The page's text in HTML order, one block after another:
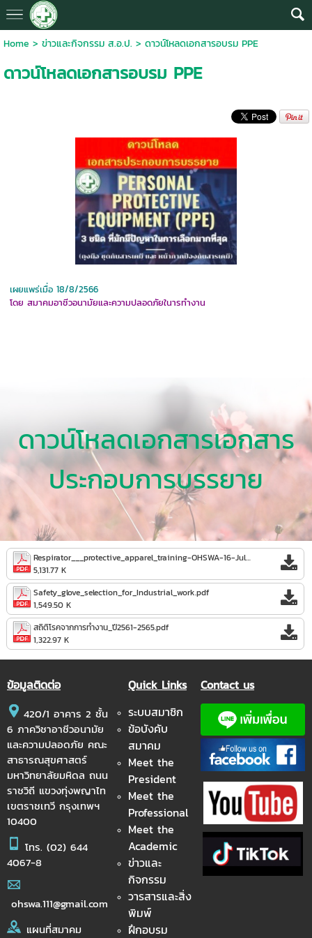
Home > ข่าวและกิจกรรม ส.อ.ป. > ดาวน์โหลดเอกสารอบรม PPE
ดาวน์โหลดเอกสารอบรม PPE
เผยแพร่เมื่อ 18/8/2566
โดย สมาคมอาชีวอนามัยและความปลอดภัยในารทำงาน
ดาวน์โหลดเอกสารเอกสาร
ประกอบการบรรยาย
Respirator___protective_apparel_training-OHSWA-16-Jul-2023.pdf
5,131.77 K
Safety_glove_selection_for_Industrial_work.pdf
1,549.50 K
สถิติโรคจากการทำงาน_ปี2561-2565.pdf
1,322.97 K
ข้อมูลติดต่อ
420/1 อาคาร 2 ชั้น
6 ภาควิชาอาชีวอนามัย
และความปลอดภัย คณะ
สาธารณสุขศาสตร์
มหาวิทยาลัยมหิดล ถนน
ราชวิถี แขวงทุ่งพญาไท
เขตราชเทวี กรุงเทพฯ
10400
โทร. (02) 644
4067-8
ohswa.111@gmail.com
แผนที่สมาคม
Quick Links
ระบบสมาชิก
ข้อบังคับ
สมาคม
Meet the
President
Meet the
Professional
Meet the
Academic
ข่าวและ
กิจกรรม
วารสารและสิ่ง
พิมพ์
ฝึกอบรม
Contact us